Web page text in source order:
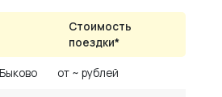
Стоимость
поездки*
от ~ рублей